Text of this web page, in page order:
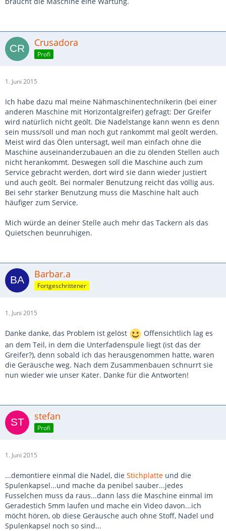
Crusadora
Profi
1. Juni 2015
Ich habe dazu mal meine Nähmaschinentechnikerin (bei einer
anderen Maschine mit Horizontalgreifer) gefragt: Der Greifer
wird natürlich nicht geölt. Die Nadelstange kann wenn es denn
sein muss/soll und man noch gut rankommt mal geölt werden.
Meist wird das Ölen untersagt, weil man einfach ohne die
Maschine auseinanderzubauen an die zu ölenden Stellen auch
nicht herankommt. Deswegen soll die Maschine auch zum
Service gebracht werden, dort wird sie dann wieder justiert
und auch geölt. Bei normaler Benutzung reicht das völlig aus.
Bei sehr starker Benutzung muss die Maschine halt auch
häufiger zum Service.
Mich würde an deiner Stelle auch mehr das Tackern als das
Quietschen beunruhigen.
Barbar.a
Fortgeschrittener
1. Juni 2015
Danke danke, das Problem ist gelöst
Offensichtlich lag es
an dem Teil, in dem die Unterfadenspule liegt (ist das der
Greifer?), denn sobald ich das herausgenommen hatte, waren
die Geräusche weg. Nach dem Zusammenbauen schnurrt sie
nun wieder wie unser Kater. Danke für die Antworten!
stefan
Profi
1. Juni 2015
...demontiere einmal die Nadel, die Stichplatte und die
Spulenkapsel...und mache da penibel sauber...jedes
Fusselchen muss da raus...dann lass die Maschine einmal im
Geradestich 5mm laufen und mache ein Video davon...ich
möcht hören, ob diese Geräusche auch ohne Stoff, Nadel und
Spulenkapsel noch so sind...